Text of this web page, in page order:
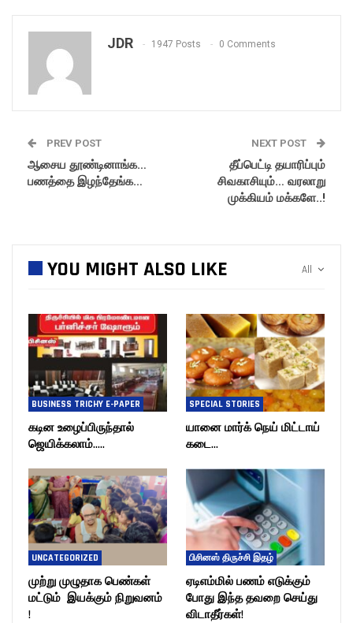
JDR 1947 Posts 0 Comments
PREV POST
ஆசைய தூண்டினாங்க…
பணத்தை இழந்தேங்க…
NEXT POST
தீப்பெட்டி தயாரிப்பும்
சிவகாசியும்… வரலாறு
முக்கியம் மக்களே..!
All
YOU MIGHT ALSO LIKE
BUSINESS TRICHY E-PAPER
கடின உழைப்பிருந்தால்
ஜெயிக்கலாம்…..
SPECIAL STORIES
யானை மார்க் நெய் மிட்டாய்
கடை…
UNCATEGORIZED
முற்று முழுதாக பெண்கள்
மட்டும் இயக்கும் நிறுவனம்
!
பிசினஸ் திருச்சி இதழ்
ஏடிஎம்மில் பணம் எடுக்கும்
போது இந்த தவறை செய்து
விடாதீர்கள்!